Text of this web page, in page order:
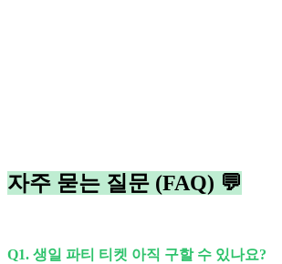
자주 묻는 질문 (FAQ) 💬
Q1. 생일 파티 티켓 아직 구할 수 있나요?